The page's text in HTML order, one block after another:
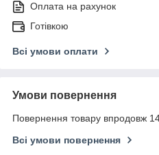
Оплата на рахунок
Готівкою
Всі умови оплати
Умови повернення
Повернення товару впродовж
Всі умови повернення